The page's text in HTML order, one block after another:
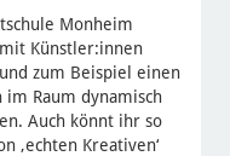
Monheim
Künstler:innen
zum Beispiel einen
im Raum dynamisch
Auch könnt ihr so
‚echten Kreativen‘